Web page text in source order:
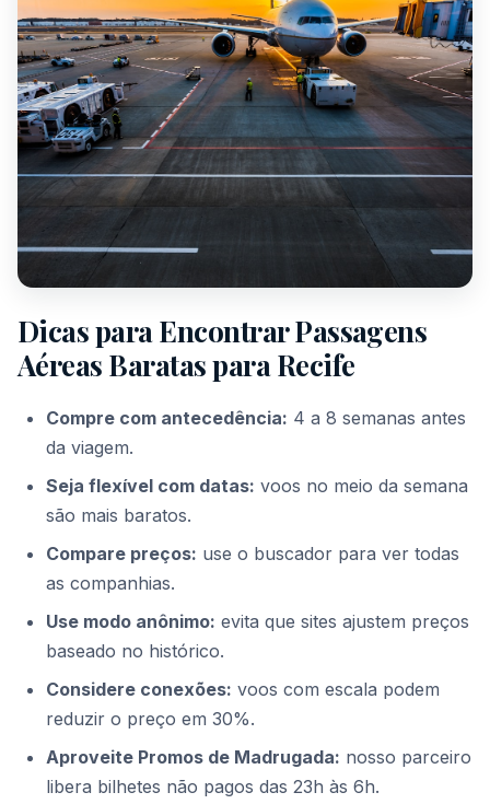
Dicas para Encontrar Passagens
Aéreas Baratas para Recife
Compre com antecedência: 4 a 8 semanas antes
da viagem.
Seja flexível com datas: voos no meio da semana
são mais baratos.
Compare preços: use o buscador para ver todas
as companhias.
Use modo anônimo: evita que sites ajustem preços
baseado no histórico.
Considere conexões: voos com escala podem
reduzir o preço em 30%.
Aproveite Promos de Madrugada: nosso parceiro
libera bilhetes não pagos das 23h às 6h.